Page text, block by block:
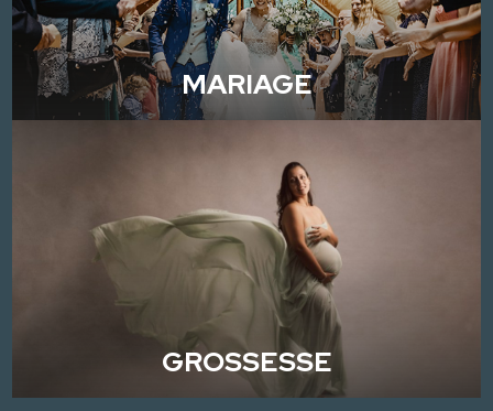
MARIAGE
GROSSESSE